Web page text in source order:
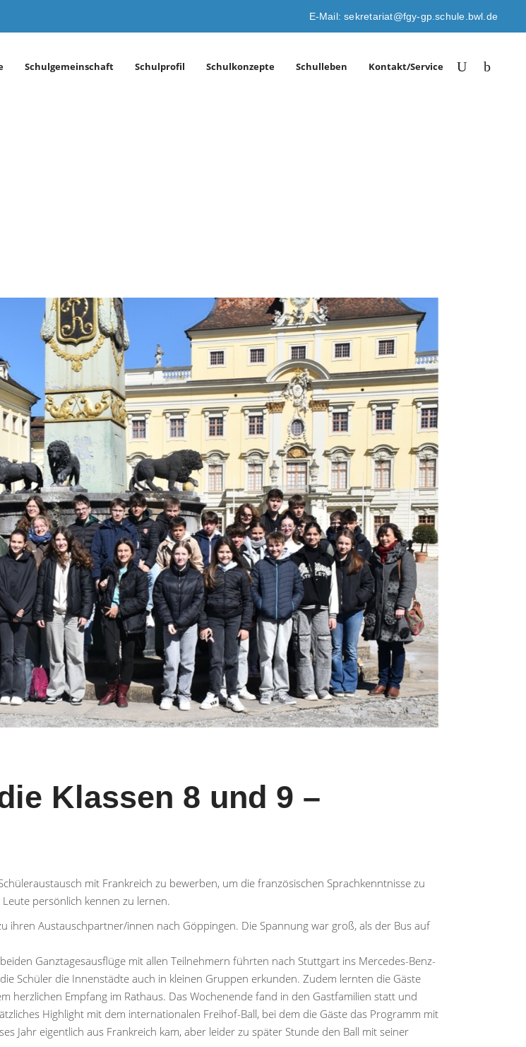
E-Mail: sekretariat@fgy-gp.schule.bwl.de
Schulgemeinschaft Schulprofil Schulkonzepte Schulleben Kontakt/Service
Klassen 8 und 9 –
mit Frankreich zu bewerben, um die französischen Sprachkenntnisse zu
persönlich kennen zu lernen.
Austauschpartner/innen nach Göppingen. Die Spannung war groß, als der Bus auf
Ganztagesausflüge mit allen Teilnehmern führten nach Stuttgart ins Mercedes-Benz-
Schüler die Innenstädte auch in kleinen Gruppen erkunden. Zudem lernten die Gäste
herzlichen Empfang im Rathaus. Das Wochenende fand in den Gastfamilien statt und
Highlight mit dem internationalen Freihof-Ball, bei dem die Gäste das Programm mit
Jahr eigentlich aus Frankreich kam, aber leider zu später Stunde den Ball mit seiner